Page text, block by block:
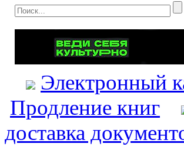
Электронный
Продление книг
доставка